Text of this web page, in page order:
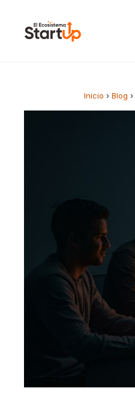
Inicio › Blog ›